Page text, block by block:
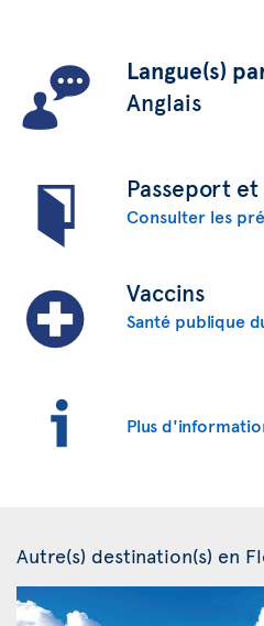
Langue(s)
Anglais
Passeport et
Consulter les
Vaccins
Santé publique
Plus
Autre(s) destination(s) en